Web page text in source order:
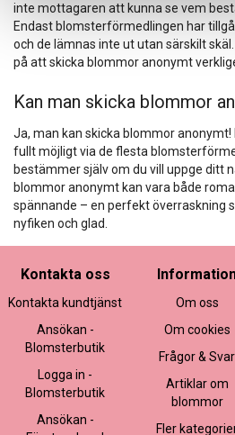
inte mottagaren att kunna se vem
Endast blomsterförmedlingen har
och de lämnas inte ut utan särskilt
på att skicka blommor anonymt
Kan man skicka blommor
Ja, man kan skicka blommor
fullt möjligt via de flesta
bestämmer själv om du vill uppge ditt
blommor anonymt kan vara både
spännande – en perfekt överraskning
nyfiken och glad.
Kontakta oss
Kontakta kundtjänst
Ansökan -
Blomsterbutik
Logga in -
Blomsterbutik
Ansökan -
Om oss
Om cookies
Frågor & Svar
Artiklar om
blommor
Fler